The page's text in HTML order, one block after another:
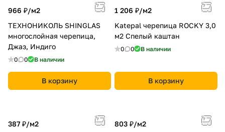
966 ₽/м2
ТЕХНОНИКОЛЬ SHINGLAS
многослойная черепица,
Джаз, Индиго
0 0 В наличии
В корзину
1 206 ₽/м2
Katepal черепица ROCKY 3,0
м2 Спелый каштан
0 0 В наличии
В корзину
387 ₽/м2 803 ₽/м2